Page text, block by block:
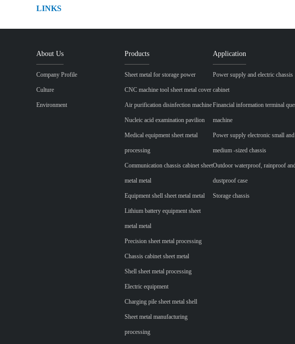
LINKS
About Us
Company Profile
Culture
Environment
Products
Sheet metal for storage power
CNC machine tool sheet metal cover
Air purification disinfection machine
Nucleic acid examination pavilion
Medical equipment sheet metal
processing
Communication chassis cabinet sheet
metal metal
Equipment shell sheet metal metal
Lithium battery equipment sheet
metal metal
Precision sheet metal processing
Chassis cabinet sheet metal
Shell sheet metal processing
Electric equipment
Charging pile sheet metal shell
Sheet metal manufacturing
processing
Application
Power supply and electric chassis
cabinet
Financial information terminal
machine
Power supply electronic small and
medium -sized chassis
Outdoor waterproof, rainproof
dustproof case
Storage chassis